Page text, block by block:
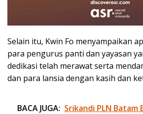
Selain itu, Kwin Fo menyampaikan
para pengurus panti dan yayasan
dedikasi telah merawat serta
dan para lansia dengan kasih dan
BACA JUGA: Srikandi PLN Batam